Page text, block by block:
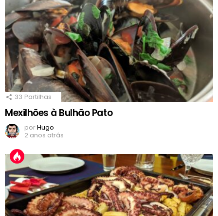
33 Partilhas
Mexilhões à Bulhão Pato
porHugo
2 anos atrás